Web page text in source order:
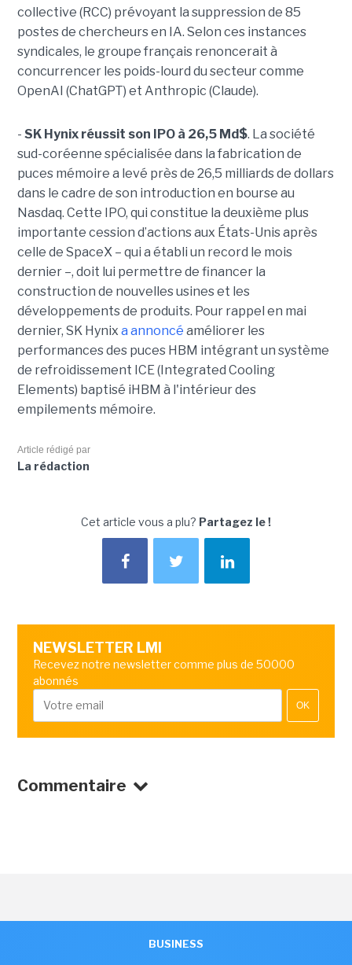
collective (RCC) prévoyant la suppression de 85
postes de chercheurs en IA. Selon ces instances
syndicales, le groupe français renoncerait à
concurrencer les poids-lourd du secteur comme
OpenAI (ChatGPT) et Anthropic (Claude).
- SK Hynix réussit son IPO à 26,5 Md$. La société
sud-coréenne spécialisée dans la fabrication de
puces mémoire a levé près de 26,5 milliards de dollars
dans le cadre de son introduction en bourse au
Nasdaq. Cette IPO, qui constitue la deuxième plus
importante cession d’actions aux États-Unis après
celle de SpaceX – qui a établi un record le mois
dernier –, doit lui permettre de financer la
construction de nouvelles usines et les
développements de produits. Pour rappel en mai
dernier, SK Hynix a annoncé améliorer les
performances des puces HBM intégrant un système
de refroidissement ICE (Integrated Cooling
Elements) baptisé iHBM à l'intérieur des
empilements mémoire.
Article rédigé par
La rédaction
Cet article vous a plu? Partagez le !
NEWSLETTER LMI
Recevez notre newsletter comme plus de 50000
abonnés
OK
Commentaire
BUSINESS